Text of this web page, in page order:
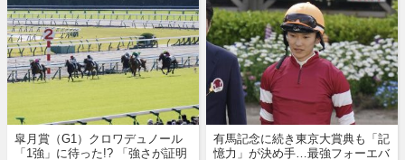
皐月賞（G1）クロワデュノール
「1強」に待った!? 「強さが証明
有馬記念に続き東京大賞典も「記
憶力」が決め手…最強フォーエバ